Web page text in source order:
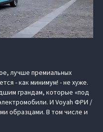
лучше премиальных
- как минимум! - не хуже.
грандам, которые «под
И Voyah ФРИ /
образцами. В том числе и